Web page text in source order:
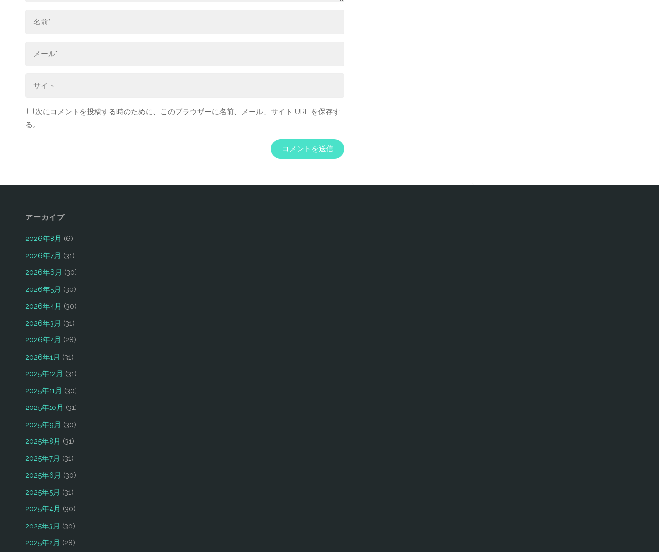
次にコメントを投稿する時のために、このブラウザーに名前、メール、サイト URL を保存す
る。
アーカイブ
2026年8月 (6)
2026年7月 (31)
2026年6月 (30)
2026年5月 (30)
2026年4月 (30)
2026年3月 (31)
2026年2月 (28)
2026年1月 (31)
2025年12月 (31)
2025年11月 (30)
2025年10月 (31)
2025年9月 (30)
2025年8月 (31)
2025年7月 (31)
2025年6月 (30)
2025年5月 (31)
2025年4月 (30)
2025年3月 (30)
2025年2月 (28)